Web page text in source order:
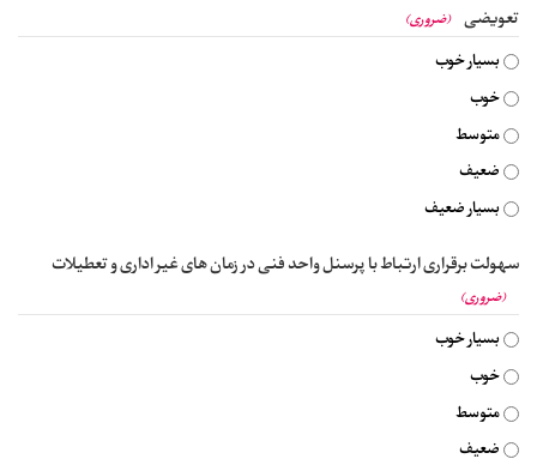
تعویضی (ضروری)
بسیار خوب
خوب
متوسط
ضعیف
بسیار ضعیف
سهولت برقراری ارتباط با پرسنل واحد فنی در زمان های غیر اداری و تعطیلات
(ضروری)
بسیار خوب
خوب
متوسط
ضعیف